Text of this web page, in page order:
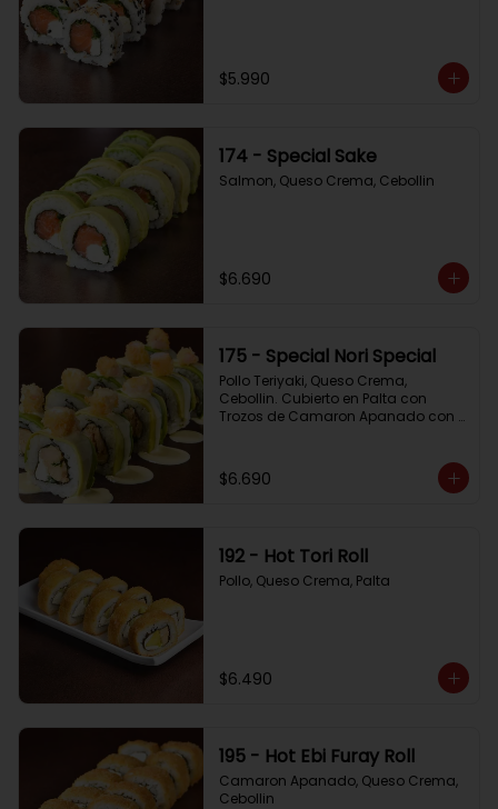
$5.990
174 - Special Sake
Salmon, Queso Crema, Cebollin
$6.690
175 - Special Nori Special
Pollo Teriyaki, Queso Crema,
Cebollin. Cubierto en Palta con
Trozos de Camaron Apanado con
$6.690
192 - Hot Tori Roll
Pollo, Queso Crema, Palta
$6.490
195 - Hot Ebi Furay Roll
Camaron Apanado, Queso Crema,
Cebollin